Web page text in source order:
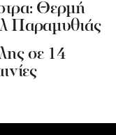
Θερμή
Παραμυθιάς
σε 14